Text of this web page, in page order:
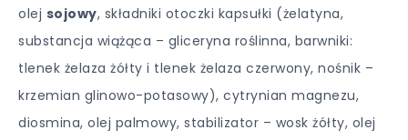
olej sojowy, składniki otoczki kapsułki (żelatyna,
substancja wiążąca – gliceryna roślinna, barwniki:
tlenek żelaza żółty i tlenek żelaza czerwony, nośnik –
krzemian glinowo-potasowy), cytrynian magnezu,
diosmina, olej palmowy, stabilizator – wosk żółty, olej